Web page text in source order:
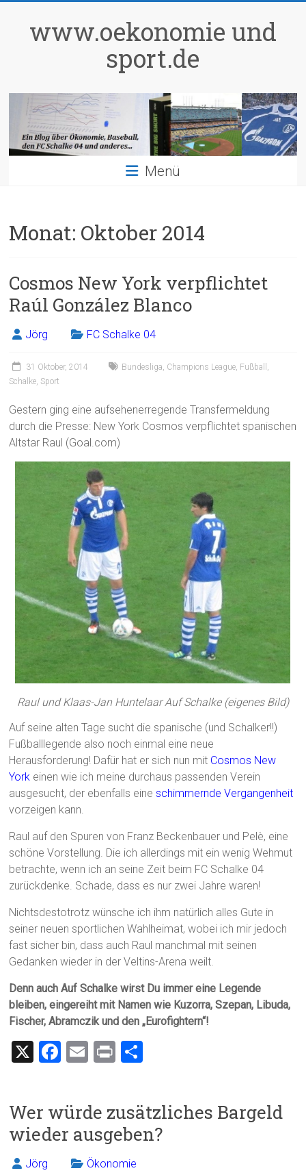
springenwww.oekonomie und
sport.de
Menü
Monat: Oktober 2014
Cosmos New York verpflichtet
Raúl González Blanco
Jörg FC Schalke 04
31 Oktober, 2014 Bundesliga, Champions League, Fußball ,
Schalke, Sport
Gestern ging eine aufsehenerregende Transfermeldung
durch die Presse: New York Cosmos verpflichtet spanischen
Altstar Raul (Goal.com)
Raul und Klaas-Jan Huntelaar Auf Schalke (eigenes Bild)
Auf seine alten Tage sucht die spanische (und Schalker!!)
Fußballlegende also noch einmal eine neue
Herausforderung! Dafür hat er sich nun mit Cosmos New
York einen wie ich meine durchaus passenden Verein
ausgesucht, der ebenfalls eineschimmernde Vergangenheit
vorzeigen kann.
Raul auf den Spuren von Franz Beckenbauer und Pelè, eine
schöne Vorstellung. Die ich allerdings mit ein wenig Wehmut
betrachte, wenn ich an seine Zeit beim FC Schalke 04
zurückdenke. Schade, dass es nur zwei Jahre waren!
Nichtsdestotrotz wünsche ich ihm natürlich alles Gute in
seiner neuen sportlichen Wahlheimat, wobei ich mir jedoch
fast sicher bin, dass auch Raul manchmal mit seinen
Gedanken wieder in der Veltins-Arena weilt.
Denn auch Auf Schalke wirst Du immer eine Legende
bleiben, eingereiht mit Namen wie Kuzorra, Szepan, Libuda,
Fischer, Abramczik und den „Eurofightern“!
X
F
b
o
ok
E
l
Pr
n
Wer würde zusätzliches Bargeld
wieder ausgeben?
Jörg Ökonomie